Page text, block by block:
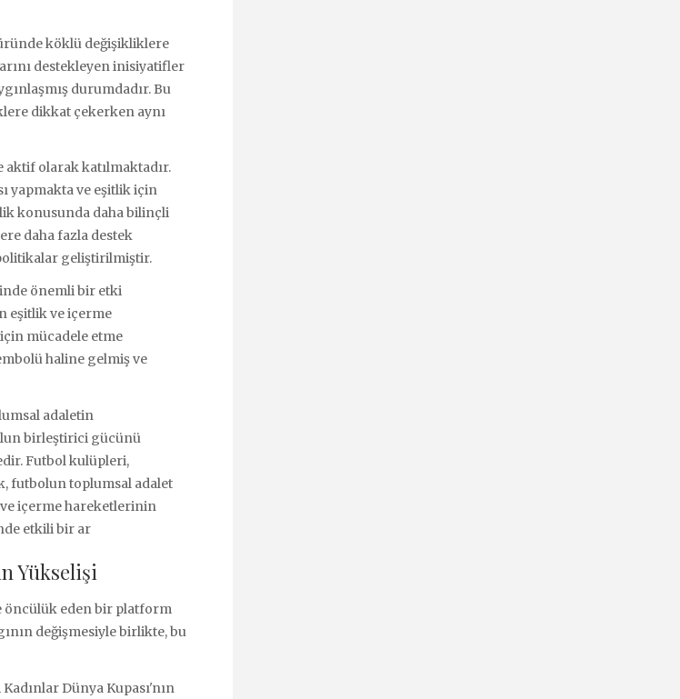
köklü değişikliklere
destekleyen inisiyatifler
durumdadır. Bu
dikkat çekerken aynı
olarak katılmaktadır.
yapmakta ve eşitlik için
konusunda daha bilinçli
daha fazla destek
geliştirilmiştir.
önemli bir etki
eşitlik ve içerme
mücadele etme
haline gelmiş ve
adaletin
birleştirici gücünü
Futbol kulüpleri,
futbolun toplumsal adalet
içerme hareketlerinin
etkili bir ar
Yükselişi
öncülük eden bir platform
değişmesiyle birlikte, bu
Dünya Kupası'nın